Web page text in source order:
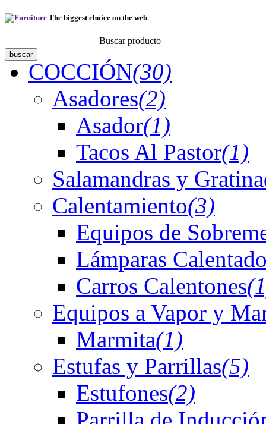
The biggest choice on the web
Buscar producto
COCCIÓN(30)
Asadores(2)
Asador(1)
Tacos Al Pastor(1)
Salamandras y
Calentamiento(3)
Equipos de
Lámparas
Carros Calentones
Equipos a Vapor y
Marmita(1)
Estufas y Parrillas(5)
Estufones(2)